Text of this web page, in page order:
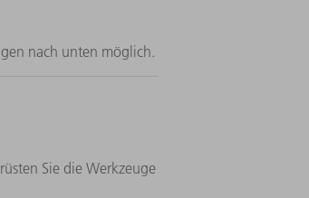
nach unten möglich.
Sie die Werkzeuge